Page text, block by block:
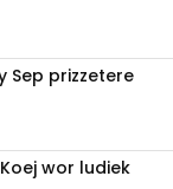
Sep prizzetere
wor ludiek